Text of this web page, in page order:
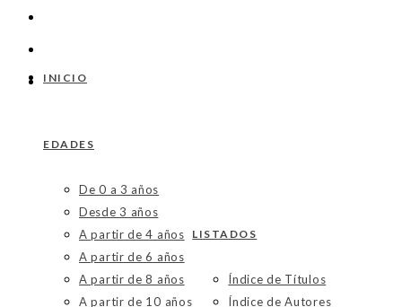
INICIO
EDADES
De 0 a 3 años
Desde 3 años
A partir de 4 años
A partir de 6 años
A partir de 8 años
A partir de 10 años
LISTADOS
Índice de Títulos
Índice de Autores